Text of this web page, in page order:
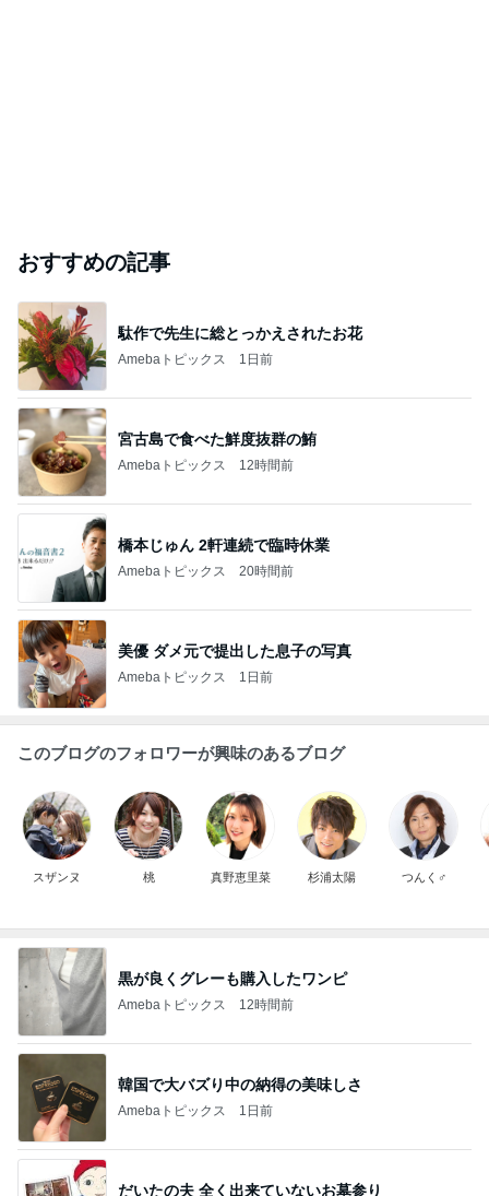
おすすめの記事
駄作で先生に総とっかえされたお花
Amebaトピックス 1日前
宮古島で食べた鮮度抜群の鮪
Amebaトピックス 12時間前
橋本じゅん 2軒連続で臨時休業
Amebaトピックス 20時間前
美優 ダメ元で提出した息子の写真
Amebaトピックス 1日前
このブログのフォロワーが興味のあるブログ
スザンヌ 桃 真野恵里菜 杉浦太陽 つんく♂
黒が良くグレーも購入したワンピ
Amebaトピックス 12時間前
韓国で大バズり中の納得の美味しさ
Amebaトピックス 1日前
だいたの夫 全く出来ていないお墓参り